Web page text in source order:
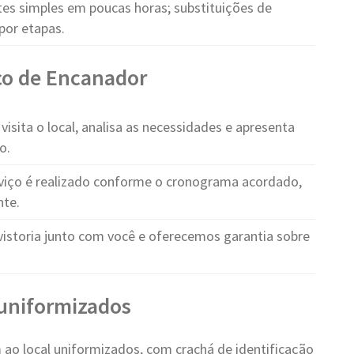
simples em poucas horas; substituições de
etapas.
de Encanador
o local, analisa as necessidades e apresenta
é realizado conforme o cronograma acordado,
junto com você e oferecemos garantia sobre
local uniformizados, com crachá de identificação